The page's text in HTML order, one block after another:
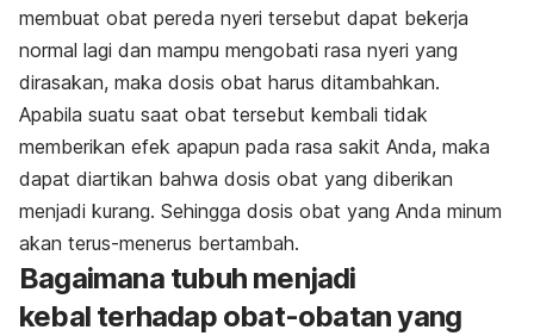
membuat obat pereda nyeri tersebut dapat bekerja
normal lagi dan mampu mengobati rasa nyeri yang
dirasakan, maka dosis obat harus ditambahkan.
Apabila suatu saat obat tersebut kembali tidak
memberikan efek apapun pada rasa sakit Anda, maka
dapat diartikan bahwa dosis obat yang diberikan
menjadi kurang. Sehingga dosis obat yang Anda minum
akan terus-menerus bertambah.
Bagaimana tubuh menjadi
kebal terhadap obat-obatan yang